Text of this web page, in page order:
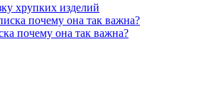
хрупких изделий
почему она так важна?